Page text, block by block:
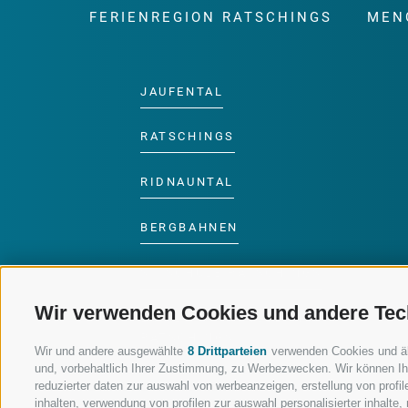
Wir verwenden Cookies und andere
Wir und andere ausgewählte 8 Drittparteien verwenden Cookies und
und, vorbehaltlich Ihrer Zustimmung, zu Werbezwecken. Wir können
reduzierter daten zur auswahl von werbeanzeigen, erstellung von
inhalten, verwendung von profilen zur auswahl personalisierter
FERIENREGION RATSCHINGS
JAUFENTAL
RATSCHINGS
RIDNAUNTAL
BERGBAHNEN
LUISL'S SKISCHULE IN